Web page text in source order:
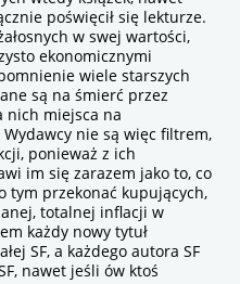
poświęcił się lekturze.
w swej wartości,
ekonomicznymi
wiele starszych
są na śmierć przez
nich miejsca na
nie są więc filtrem,
ponieważ z ich
im się zarazem jako to, co
tym przekonać kupujących,
totalnej inflacji w
każdy nowy tytuł
SF, a każdego autora SF
nawet jeśli ów ktoś